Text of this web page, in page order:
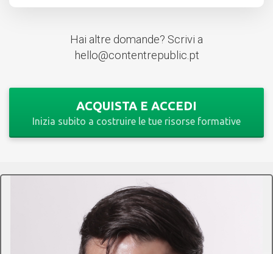
Hai altre domande? Scrivi a
hello@contentrepublic.pt
ACQUISTA E ACCEDI
Inizia subito a costruire le tue risorse formative